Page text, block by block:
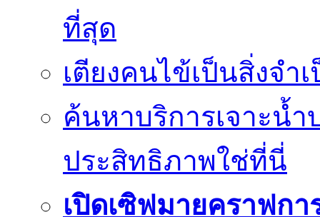
ที่สุด
เตียงคนไข้เป็นสิ่งจำ
ค้นหาบริการเจาะน้
ประสิทธิภาพใช่ที่นี่
เปิดเซิฟมายคราฟกา